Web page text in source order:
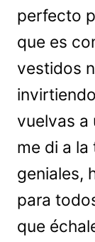
perfecto
que es
vestidos
vuelvas a
me di a
geniales,
para
que